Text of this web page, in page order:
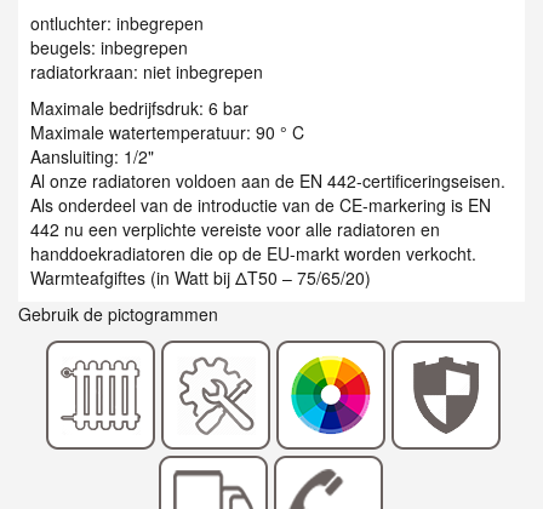
ontluchter: inbegrepen
beugels: inbegrepen
radiatorkraan: niet inbegrepen
Maximale bedrijfsdruk: 6 bar
Maximale watertemperatuur: 90 ° C
Aansluiting: 1/2"
Al onze radiatoren voldoen aan de EN 442-certificeringseisen.
Als onderdeel van de introductie van de CE-markering is EN
442 nu een verplichte vereiste voor alle radiatoren en
handdoekradiatoren die op de EU-markt worden verkocht.
Warmteafgiftes (in Watt bij ΔT50 – 75/65/20)
Gebruik de pictogrammen